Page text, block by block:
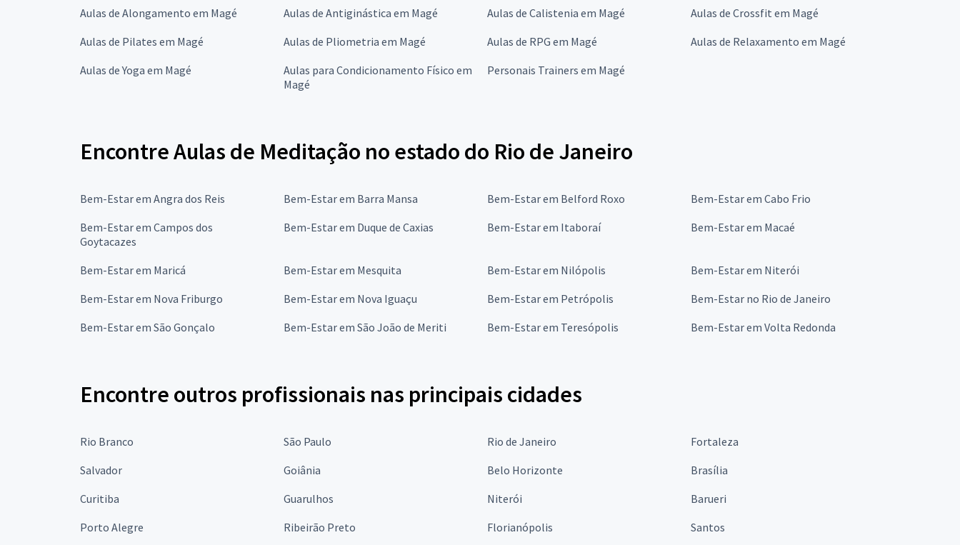
Aulas de Alongamento em Magé Aulas de Antiginástica em Magé Aulas de Calistenia em Magé
Aulas de Crossfit em Magé
Aulas de Pilates em Magé
Aulas de Pliometria em Magé Aulas de RPG em Magé
Aulas de Relaxamento em Magé
Aulas de Yoga em Magé
Aulas para Condicionamento Físico em
Magé
Personais Trainers em Magé
Encontre Aulas de Meditação no estado do Rio de Janeiro
Bem-Estar em Angra dos Reis Bem-Estar em Barra Mansa Bem-Estar em Belford Roxo
Bem-Estar em Cabo Frio
Bem-Estar em Campos dos
Goytacazes
Bem-Estar em Duque de Caxias Bem-Estar em Itaboraí Bem-Estar em Macaé
Bem-Estar em Maricá Bem-Estar em Mesquita Bem-Estar em Nilópolis
Bem-Estar em Niterói
Bem-Estar em Nova Friburgo
Bem-Estar em Nova Iguaçu Bem-Estar em Petrópolis
Bem-Estar no Rio de Janeiro
Bem-Estar em São Gonçalo
Bem-Estar em São João de Meriti Bem-Estar em Teresópolis Bem-Estar em Volta Redonda
Encontre outros profissionais nas principais cidades
Rio Branco São Paulo Rio de Janeiro
Fortaleza
Salvador
Goiânia Belo Horizonte
Brasília
Curitiba
Guarulhos Niterói
Barueri
Porto Alegre
Ribeirão Preto Florianópolis Santos